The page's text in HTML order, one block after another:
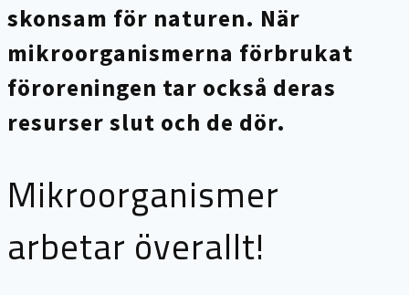
skonsam för naturen. När
mikroorganismerna förbrukat
föroreningen tar också deras
resurser slut och de dör.
Mikroorganismer
arbetar överallt!